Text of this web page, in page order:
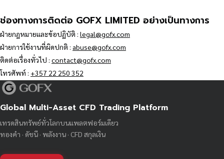
ช่องทางการติดต่อ GOFX LIMITED อย่างเป็นทางการ
ฝ่ายกฎหมายและข้อปฏิบัติ : legal@gofx.com
ฝ่ายการใช้งานที่ผิดปกติ : abuse@gofx.com
ติดต่อเรื่องทั่วไป : contact@gofx.com
โทรศัพท์ : +357 22 250 352
Global Multi-Asset CFD Trading Platform
เทรดสินทรัพย์ทั่วโลกบนแพลตฟอร์มเดียว
ทองคำ · ดัชนี · พลังงาน · CFD สกุลเงิน